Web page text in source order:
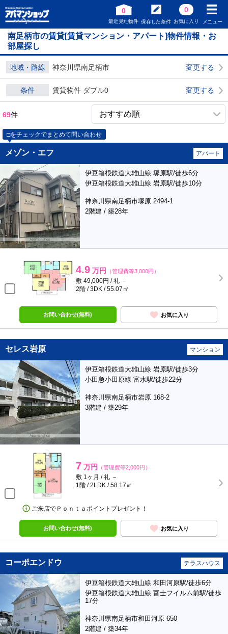
0
最近見た物件 保存した条件
0
お気に入り メニュー
南足柄市の賃貸[賃貸マンション・アパート]物件情報・お
部屋探し
地域・路線 神奈川県南足柄市 変更する
条件 賃貸物件 ダブル0 変更する
69件
□をチェックでまとめて問い合わせ
メゾン・エフ アパート
伊豆箱根鉄道大雄山線 塚原駅/徒歩6分
伊豆箱根鉄道大雄山線 岩原駅/徒歩10分
神奈川県南足柄市塚原 2494-1
2階建 / 築28年
4.9 万円 （管理費等3,000円）
敷 49,000円 / 礼 －
2階 / 3DK / 55.07㎡
お問い合わせ(無料) お気に入り
セレス岩原 マンション
伊豆箱根鉄道大雄山線 岩原駅/徒歩3分
小田急小田原線 富水駅/徒歩22分
神奈川県南足柄市岩原 168-2
3階建 / 築29年
7 万円 （管理費等2,000円）
敷 1ヶ月 / 礼 －
1階 / 2LDK / 58.17㎡
ご来店でＰｏｎｔａポイントプレゼント！
お問い合わせ(無料) お気に入り
コーポエンドウ テラスハウス
伊豆箱根鉄道大雄山線 和田河原駅/徒歩6分
伊豆箱根鉄道大雄山線 富士フイルム前駅/徒歩
17分
神奈川県南足柄市和田河原 650
2階建 / 築34年